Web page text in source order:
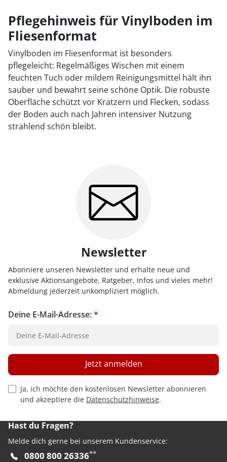
Pflegehinweis für Vinylboden im
Fliesenformat
Vinylboden im Fliesenformat ist besonders
pflegeleicht: Regelmäßiges Wischen mit einem
feuchten Tuch oder mildem Reinigungsmittel hält ihn
sauber und bewahrt seine schöne Optik. Die robuste
Oberfläche schützt vor Kratzern und Flecken, sodass
der Boden auch nach Jahren intensiver Nutzung
strahlend schön bleibt.
Newsletter
Abonniere unseren Newsletter und erhalte neue und
exklusive Aktionsangebote, Ratgeber, Infos und vieles mehr!
Abmeldung jederzeit unkompliziert möglich.
Deine E-Mail-Adresse:*
Privacy Policy Checkbox
Ja, ich möchte den kostenlosen Newsletter abonnieren
und akzeptiere die Datenschutzhinweise.
Jetzt anmelden
Hast du Fragen?
Melde dich gerne bei unserem Kundenservice:
0800 800 26336**